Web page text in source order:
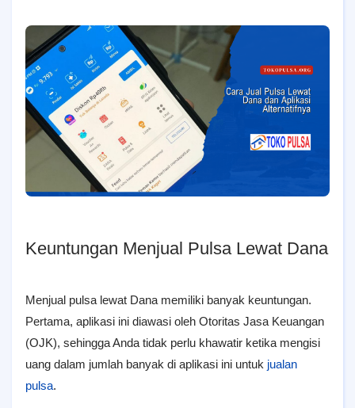
Keuntungan Menjual Pulsa Lewat Dana
Menjual pulsa lewat Dana memiliki banyak keuntungan.
Pertama, aplikasi ini diawasi oleh Otoritas Jasa Keuangan
(OJK), sehingga Anda tidak perlu khawatir ketika mengisi
uang dalam jumlah banyak di aplikasi ini untuk jualan
pulsa.